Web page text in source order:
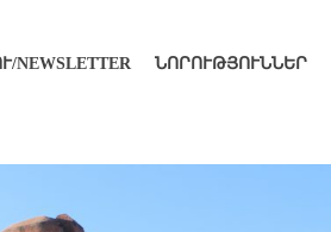
ՆՈՐՈՒԹՅՈՒՆՆԵՐ